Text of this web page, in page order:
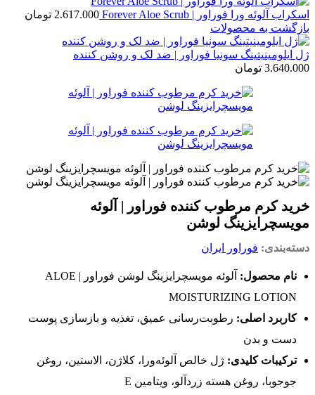
اسکراب آلوئه ورا فوراور | Forever Aloe Scrub 2.617.000 تومان
بازگشت به محصولات
ژل ایلومینیتینگ سونیا فوراور | ضد لک و روشن کننده
3.640.000 تومان
خرید کرم مرطوب کننده فوراور | آلوئه
مویسچرایزینگ لوشن
دسته‌بندی: فوراور ایران
نام محصول:
آلوئه مویسچرایزینگ لوشن فوراور | ALOE
MOISTURIZING LOTION
کاربرد اصلی: رطوبت‌رسانی عمیق، تغذیه و بازسازی پوست
دست و بدن
ترکیبات کلیدی: ژل خالص آلوئه‌ورا، کلاژن، الاستین، روغن
جوجوبا، روغن هسته زردآلو، ویتامین E